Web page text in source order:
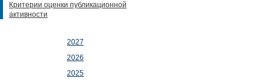
Критерии оценки публикационной
активности
2027
2026
2025